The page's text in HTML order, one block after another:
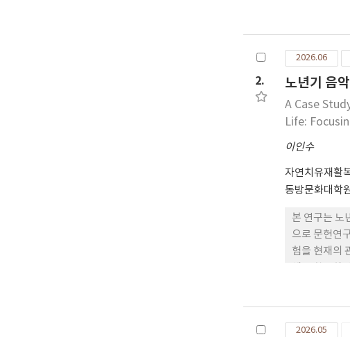
에 맞게 압
서를 공유하
정서적 고
표본에서 도
분석했다는
2.
2026.06
노년기 음
A Case
Life:
이인수
자연치유재활
동방문화대학
본 연구는 노
으로 문헌연
험을 현재의
변화의 과
2026.05